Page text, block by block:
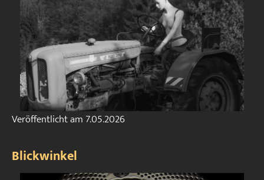
Veröffentlicht am 7.05.2026
Blickwinkel